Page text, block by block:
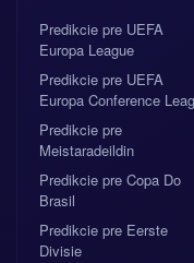
Predikcie pre UEFA
Europa League
Predikcie pre UEFA
Europa Conference
Predikcie pre
Meistaradeildin
Predikcie pre Copa Do
Brasil
Predikcie pre Eerste
Divisie